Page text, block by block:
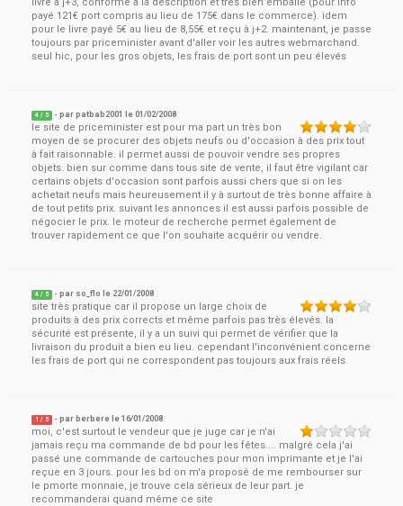
payé 121€ port compris au lieu de 175€ dans le commerce). idem
pour le livre payé 5€ au lieu de 8,55€ et reçu à j+2. maintenant, je passe
toujours par priceminister avant d'aller voir les autres webmarchand.
seul hic, pour les gros objets, les frais de port sont un peu élevés
4 / 5 - parpatbab2001 le01/02/2008
le site de priceminister est pour ma part un très bon
moyen de se procurer des objets neufs ou d'occasion à des prix tout
à fait raisonnable. il permet aussi de pouvoir vendre ses propres
objets. bien sur comme dans tous site de vente, il faut être vigilant car
certains objets d'occasion sont parfois aussi chers que si on les
achetait neufs mais heureusement il y à surtout de très bonne affaire à
de tout petits prix. suivant les annonces il est aussi parfois possible de
négocier le prix. le moteur de recherche permet également de
trouver rapidement ce que l'on souhaite acquérir ou vendre.
4 / 5 - par so_flo le 22/01/2008
site très pratique car il propose un large choix de
produits à des prix corrects et même parfois pas très élevés. la
sécurité est présente, il y a un suivi qui permet de vérifier que la
livraison du produit a bien eu lieu. cependant l'inconvénient concerne
les frais de port qui ne correspondent pas toujours aux frais réels.
1 / 5 - par berbere le16/01/2008
moi, c'est surtout le vendeur que je juge car je n'ai
jamais reçu ma commande de bd pour les fêtes.... malgré cela j'ai
passé une commande de cartouches pour mon imprimante et je l'ai
reçue en 3 jours. pour les bd on m'a proposé de me rembourser sur
le pmorte monnaie, je trouve cela sérieux de leur part. je
recommanderai quand même ce site